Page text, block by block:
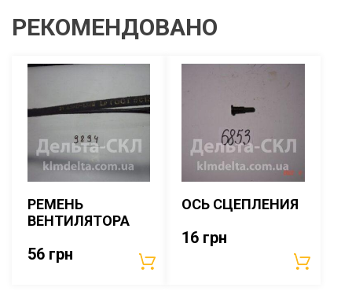
РЕКОМЕНДОВАНО
РЕМЕНЬ
ВЕНТИЛЯТОРА
56 грн
ОСЬ СЦЕПЛЕНИЯ
16 грн